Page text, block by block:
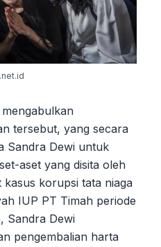
tersebut, yang secara
Sandra Dewi untuk
aset yang disita oleh
kasus korupsi tata niaga
IUP PT Timah periode
Sandra Dewi
pengembalian harta